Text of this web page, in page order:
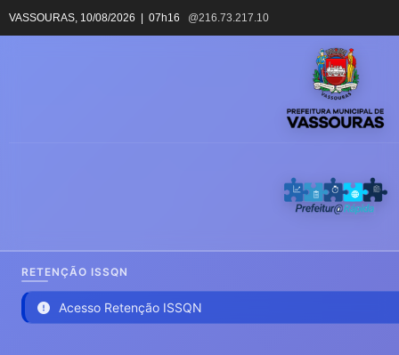
VASSOURAS, 10/08/2026 | 07h16 @216.73.217.10
RETENÇÃO ISSQN
Acesso Retenção ISSQN